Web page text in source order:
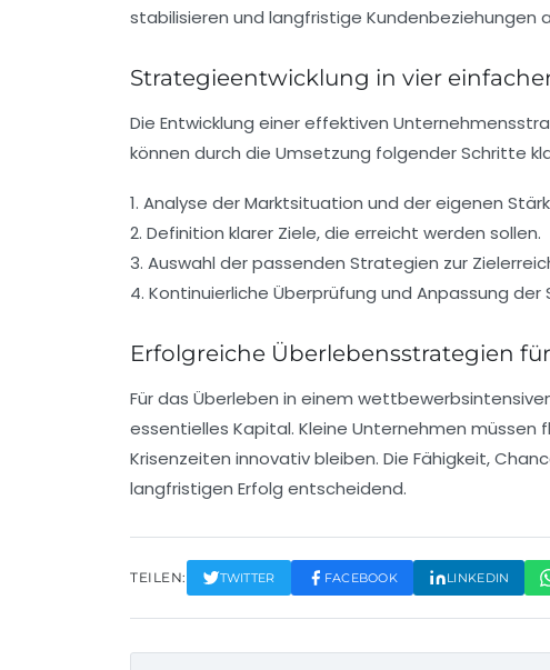
stabilisieren und langfristige Kundenbeziehungen
Strategieentwicklung in vier
Die Entwicklung einer effektiven
können durch die Umsetzung folgender Schritte
1. Analyse der Marktsituation und der eigenen
2. Definition klarer Ziele, die erreicht werden sollen.
3. Auswahl der passenden Strategien zur
4. Kontinuierliche Überprüfung und Anpassung
Erfolgreiche Überlebensstrategien
Für das Überleben in einem
essentielles Kapital. Kleine Unternehmen müssen
Krisenzeiten innovativ bleiben. Die Fähigkeit,
langfristigen Erfolg entscheidend.
TEILEN: TWITTER FACEBOOK LINKEDIN